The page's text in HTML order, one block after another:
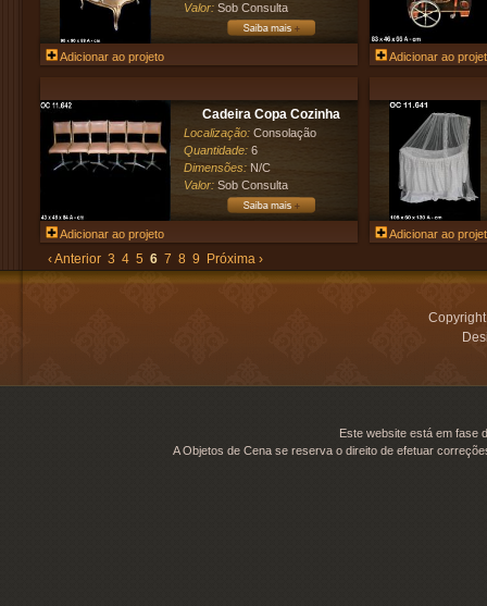
Valor: Sob Consulta
Adicionar ao projeto Adicionar ao
Cadeira Copa Cozinha
Localização: Consolação
Quantidade: 6
Dimensões: N/C
Valor: Sob Consulta
Adicionar ao projeto Adicionar ao
‹ Anterior 3 4 5 6 7 8 9 Próxima ›
Este website está em fase
A Objetos de Cena se reserva o direito de efetuar